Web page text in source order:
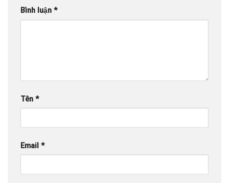
Bình luận *
Tên *
Email *